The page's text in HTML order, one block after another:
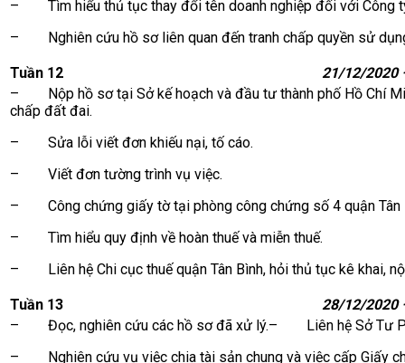
– Tìm hiểu thủ tục thay đổi tên doanh nghiệp đối với Công
– Nghiên cứu hồ sơ liên quan đến tranh chấp quyền sử
Tuần 12
21/12/2020
– Nộp hồ sơ tại Sở kế hoạch và đầu tư thành phố Hồ Chí
chấp đất đai.
– Sửa lỗi viết đơn khiếu nại, tố cáo.
– Viết đơn tường trình vụ việc.
– Công chứng giấy tờ tại phòng công chứng số 4 quận Tân
– Tìm hiểu quy định về hoàn thuế và miễn thuế.
– Liên hệ Chi cục thuế quận Tân Bình, hỏi thủ tục kê khai,
Tuần 13
28/12/2020
– Đọc, nghiên cứu các hồ sơ đã xử lý.– Liên hệ Sở Tư
– Nghiên cứu vụ việc chia tài sản chung và việc cấp Giấy